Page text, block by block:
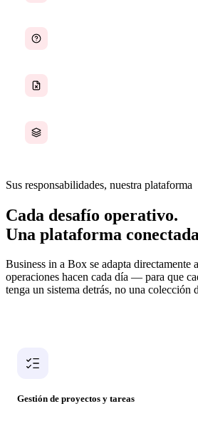
Sus responsabilidades, nuestra plataforma
Cada desafío operativo.
Una plataforma
Business in a Box se adapta directamente
operaciones hacen cada día — para que
tenga un sistema detrás, no una colección
Gestión de proyectos y tareas